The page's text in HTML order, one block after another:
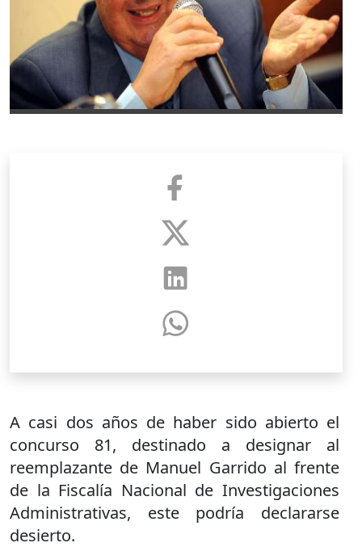
A casi dos años de haber sido abierto el
concurso 81, destinado a designar al
reemplazante de Manuel Garrido al frente
de la Fiscalía Nacional de Investigaciones
Administrativas, este podría declararse
desierto.